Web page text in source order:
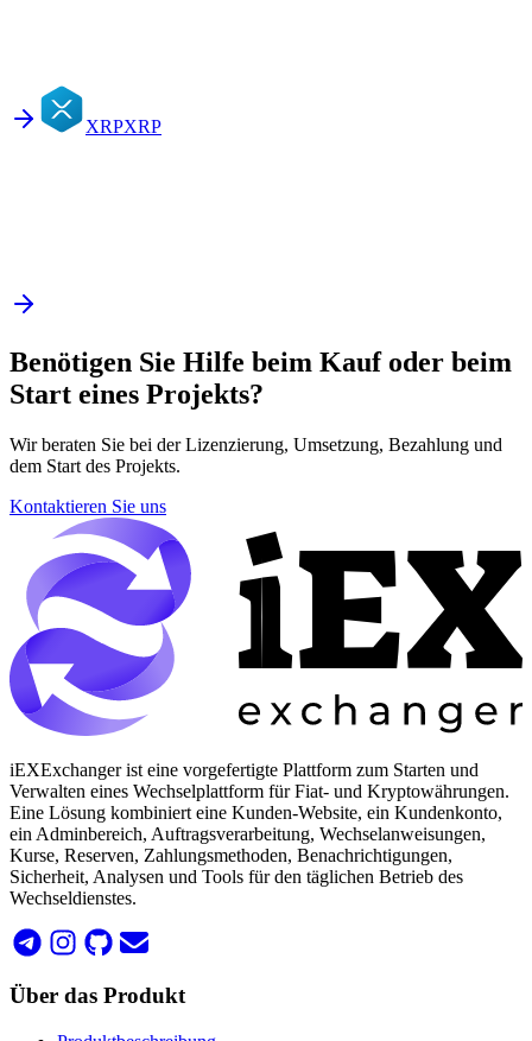
XRPXRP
Benötigen Sie Hilfe beim Kauf oder beim
Start eines Projekts?
Wir beraten Sie bei der Lizenzierung, Umsetzung, Bezahlung und
dem Start des Projekts.
Kontaktieren Sie uns
iEXExchanger ist eine vorgefertigte Plattform zum Starten und
Verwalten eines Wechselplattform für Fiat- und Kryptowährungen.
Eine Lösung kombiniert eine Kunden-Website, ein Kundenkonto,
ein Adminbereich, Auftragsverarbeitung, Wechselanweisungen,
Kurse, Reserven, Zahlungsmethoden, Benachrichtigungen,
Sicherheit, Analysen und Tools für den täglichen Betrieb des
Wechseldienstes.
Über das Produkt